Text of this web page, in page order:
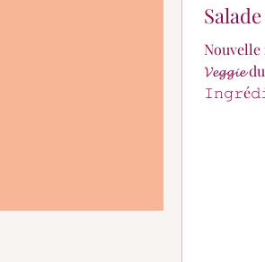
Nouvelle
𝓥𝓮𝓰𝓰𝓲𝓮
𝙸𝚗𝚐𝚛é𝚍𝚒𝚎𝚗𝚝𝚜 : 🔸